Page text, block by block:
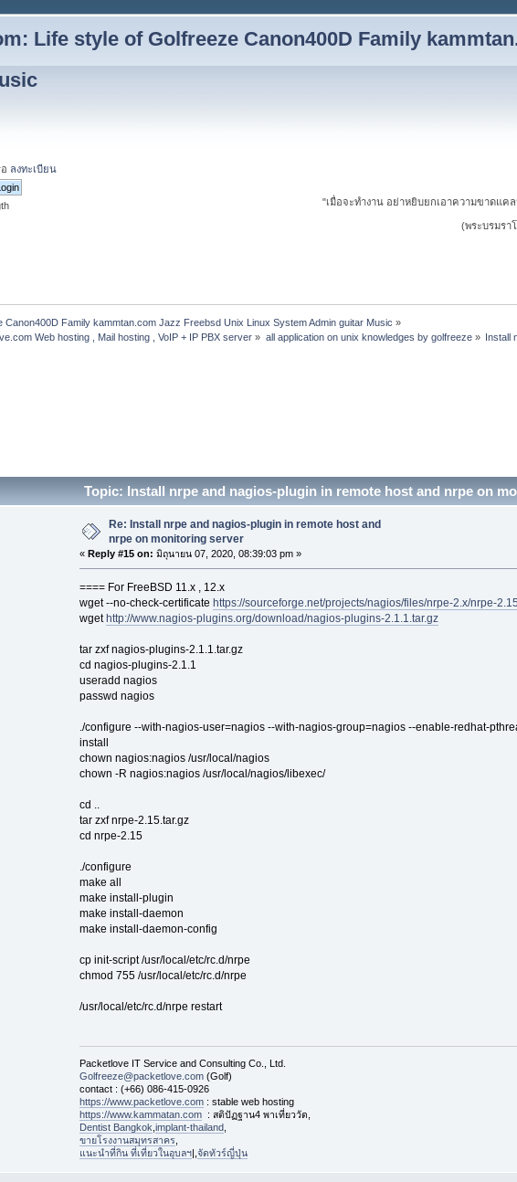
Life style of Golfreeze Canon400D Family
ลงทะเบียน
"เมื่อจะทำงาน อย่าหยิบยกเอาความขาดแค
(พระบรมรา
Family kammtan.com Jazz Freebsd Unix Linux System Admin guitar Music »
Web hosting , Mail hosting , VoIP + IP PBX server » all application on unix knowledges by golfreeze» Install
Topic: Install nrpe and nagios-plugin in remote host and nrpe on
Re: Install nrpe and nagios-plugin in remote host and
nrpe on monitoring server
« Reply #15 on: มิถุนายน 07, 2020, 08:39:03 pm »
==== For FreeBSD 11.x , 12.x
wget --no-check-certificate https://sourceforge.net/projects/nagios/files/nrpe-2.x/nrpe-
wget http://www.nagios-plugins.org/download/nagios-plugins-2.1.1.tar.gz
tar zxf nagios-plugins-2.1.1.tar.gz
cd nagios-plugins-2.1.1
useradd nagios
passwd nagios
./configure --with-nagios-user=nagios --with-nagios-group=nagios --enable-redhat-
install
chown nagios:nagios /usr/local/nagios
chown -R nagios:nagios /usr/local/nagios/libexec/
cd ..
tar zxf nrpe-2.15.tar.gz
cd nrpe-2.15
./configure
make all
make install-plugin
make install-daemon
make install-daemon-config
cp init-script /usr/local/etc/rc.d/nrpe
chmod 755 /usr/local/etc/rc.d/nrpe
/usr/local/etc/rc.d/nrpe restart
Packetlove IT Service and Consulting Co., Ltd.
Golfreeze@packetlove.com(Golf)
contact : (+66) 086-415-0926
https://www.packetlove.com: stable web hosting
https://www.kammatan.com: สติปัฏฐาน4 พาเที่ยววัด,
Dentist Bangkok implant-thailand,
ขายโรงงานสมุทรสาคร,
แนะนำที่กิน ที่เที่ยวในอุบลฯ|, จัดทัวร์ญี่ปุ่น